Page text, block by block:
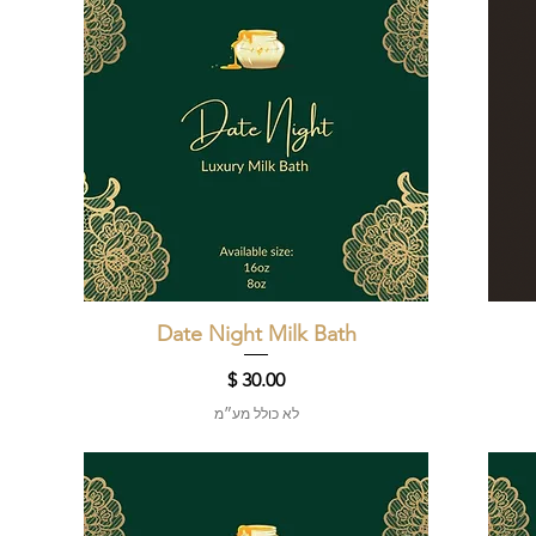
תצוגה מהירה
Date Night Milk Bath
מחיר‏30.00 ‏$
לא כולל מע״מ